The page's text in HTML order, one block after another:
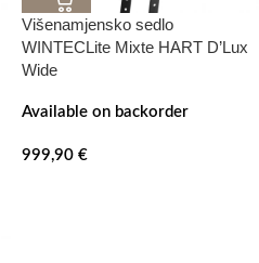
Višenamjensko sedlo
WINTECLite Mixte HART D’Lux
Wide
Available on backorder
999,90 €